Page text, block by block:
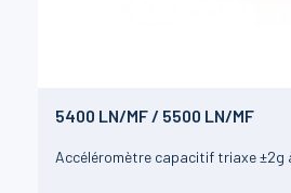
5400 LN/MF / 5500 LN/MF
Accéléromètre capacitif triaxe ±2g